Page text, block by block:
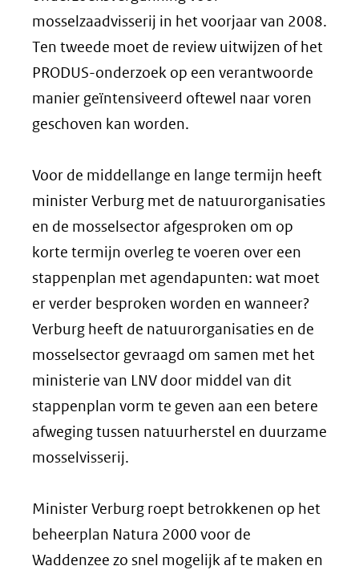
mosselzaadvisserij in het voorjaar van 2008.
Ten tweede moet de review uitwijzen of het
PRODUS-onderzoek op een verantwoorde
manier geïntensiveerd oftewel naar voren
geschoven kan worden.
Voor de middellange en lange termijn heeft
minister Verburg met de natuurorganisaties
en de mosselsector afgesproken om op
korte termijn overleg te voeren over een
stappenplan met agendapunten: wat moet
er verder besproken worden en wanneer?
Verburg heeft de natuurorganisaties en de
mosselsector gevraagd om samen met het
ministerie van LNV door middel van dit
stappenplan vorm te geven aan een betere
afweging tussen natuurherstel en duurzame
mosselvisserij.
Minister Verburg roept betrokkenen op het
beheerplan Natura 2000 voor de
Waddenzee zo snel mogelijk af te maken en